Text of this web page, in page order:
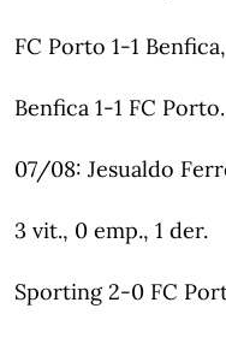
FC Porto 1-1 Benfica,
Benfica 1-1 FC Porto.
07/08: Jesualdo
3 vit., 0 emp., 1 der.
Sporting 2-0 FC